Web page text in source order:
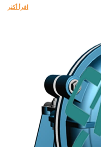
مركز المضخة
اقرأ أكثر